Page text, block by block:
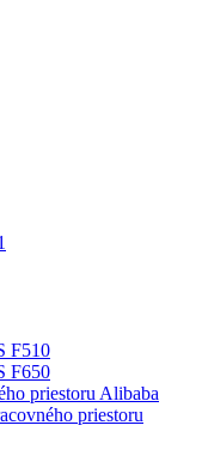
F510
F650
priestoru Alibaba
priestoru